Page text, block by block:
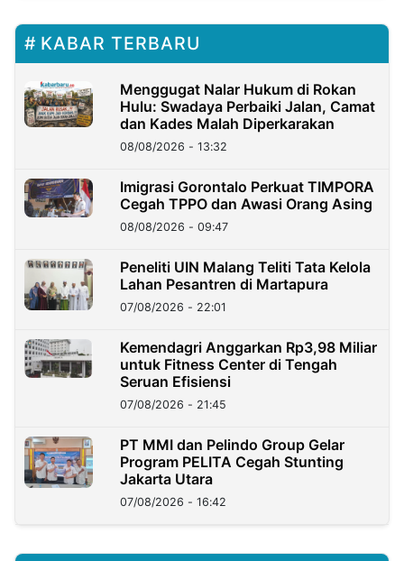
KABAR TERBARU
Menggugat Nalar Hukum di Rokan
Hulu: Swadaya Perbaiki Jalan, Camat
dan Kades Malah Diperkarakan
08/08/2026 - 13:32
Imigrasi Gorontalo Perkuat TIMPORA
Cegah TPPO dan Awasi Orang Asing
08/08/2026 - 09:47
Peneliti UIN Malang Teliti Tata Kelola
Lahan Pesantren di Martapura
07/08/2026 - 22:01
Kemendagri Anggarkan Rp3,98 Miliar
untuk Fitness Center di Tengah
Seruan Efisiensi
07/08/2026 - 21:45
PT MMI dan Pelindo Group Gelar
Program PELITA Cegah Stunting
Jakarta Utara
07/08/2026 - 16:42